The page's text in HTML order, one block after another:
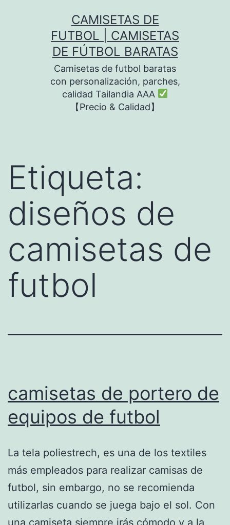
CAMISETAS DE
FUTBOL | CAMISETAS
DE FÚTBOL BARATAS
Camisetas de futbol baratas
con personalización, parches,
calidad Tailandia AAA
【Precio & Calidad】
Etiqueta:
diseños de
camisetas de
futbol
camisetas de portero de
equipos de futbol
La tela poliestrech, es una de los textiles
más empleados para realizar camisas de
futbol, sin embargo, no se recomienda
utilizarlas cuando se juega bajo el sol. Con
una camiseta siempre irás cómodo y a la